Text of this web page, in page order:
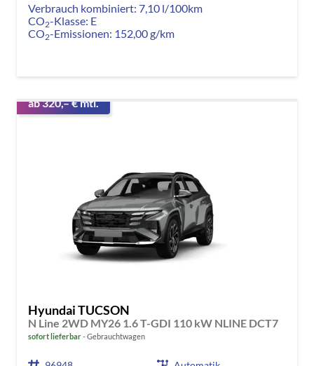
Verbrauch kombiniert: 7,10 l/100km
CO2-Klasse: E
CO2-Emissionen: 152,00 g/km
ab 320,– € mtl.
Hyundai TUCSON
N Line 2WD MY26 1.6 T-GDI 110 kW NLINE DCT7
sofort lieferbar Gebrauchtwagen